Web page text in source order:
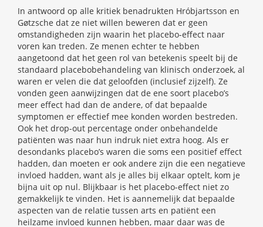
In antwoord op alle kritiek benadrukten Hróbjartsson en
Gøtzsche dat ze niet willen beweren dat er geen
omstandigheden zijn waarin het placebo-effect naar
voren kan treden. Ze menen echter te hebben
aangetoond dat het geen rol van betekenis speelt bij de
standaard placebobehandeling van klinisch onderzoek, al
waren er velen die dat geloofden (inclusief zijzelf). Ze
vonden geen aanwijzingen dat de ene soort placebo’s
meer effect had dan de andere, of dat bepaalde
symptomen er effectief mee konden worden bestreden.
Ook het drop-out percentage onder onbehandelde
patiënten was naar hun indruk niet extra hoog. Als er
desondanks placebo’s waren die soms een positief effect
hadden, dan moeten er ook andere zijn die een negatieve
invloed hadden, want als je alles bij elkaar optelt, kom je
bijna uit op nul. Blijkbaar is het placebo-effect niet zo
gemakkelijk te vinden. Het is aannemelijk dat bepaalde
aspecten van de relatie tussen arts en patiënt een
heilzame invloed kunnen hebben, maar daar was de